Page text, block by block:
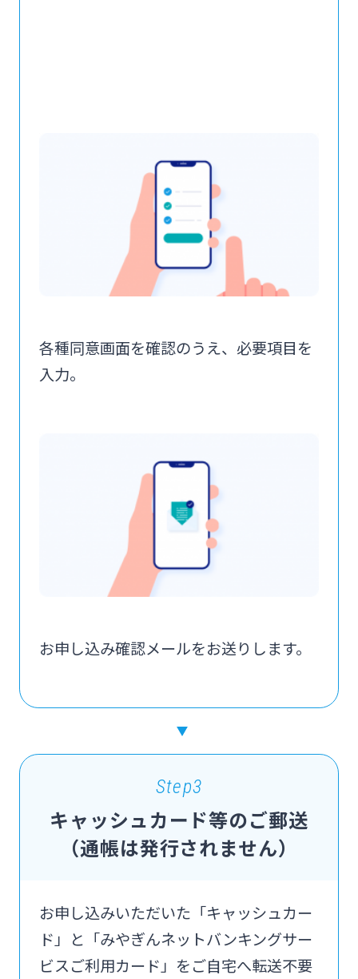
各種同意画面を確認のうえ、必要項目を
入力。
お申し込み確認メールをお送りします。
Step3
キャッシュカード等のご郵送
（通帳は発行されません）
お申し込みいただいた「キャッシュカー
ド」と「みやぎんネットバンキングサー
ビスご利用カード」をご自宅へ転送不要